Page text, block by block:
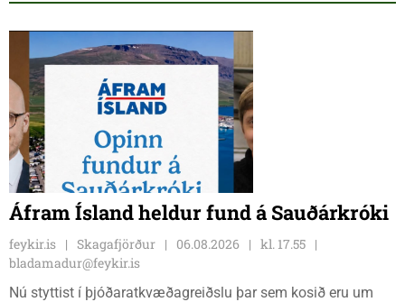
Áfram Ísland heldur fund á Sauðárkróki
feykir.is Skagafjörður 06.08.2026
kl. 17.55
bladamadur@feykir.is
Nú styttist í þjóðaratkvæðagreiðslu þar sem kosið eru um